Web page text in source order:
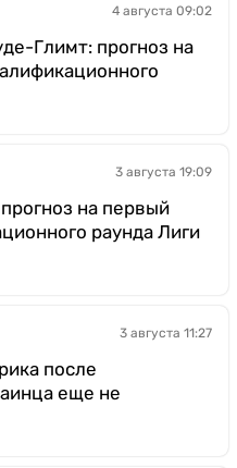
4 августа 09:02
Глимт: прогноз на
3 августа 19:09
на первый
раунда Лиги
3 августа 11:27
после
еще не